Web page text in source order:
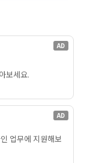
AD
보세요.
AD
업무에 지원해보